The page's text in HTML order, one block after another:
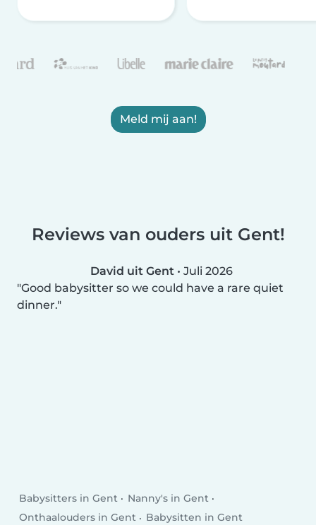
Meld mij aan!
Reviews van ouders uit Gent!
David uit Gent • Juli 2026
Good babysitter so we could have a rare quiet
dinner.
Babysitters in Gent
Nanny's in Gent
Onthaalouders in Gent
Babysitten in Gent